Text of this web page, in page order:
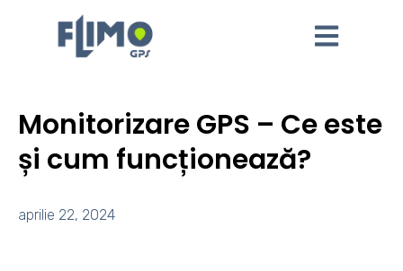
Monitorizare GPS – Ce este
și cum funcționează?
aprilie 22, 2024